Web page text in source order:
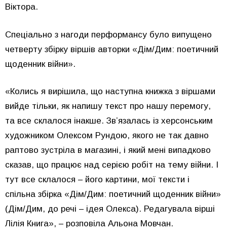
Віктора.
Спеціально з нагоди перформансу було випущено
четверту збірку віршів авторки «Дім/Дим: поетичний
щоденник війни».
«Колись я вирішила, що наступна книжка з віршами
вийде тільки, як напишу текст про нашу перемогу,
та все склалося інакше. Зв’язалась із херсонським
художником Олексом Рундою, якого не так давно
раптово зустріла в магазині, і який мені випадково
сказав, що працює над серією робіт на тему війни. І
тут все склалося – його картини, мої тексти і
спільна збірка «Дім/Дим: поетичний щоденник війни»
(Дім/Дим, до речі – ідея Олекса). Редагувала вірші
Лілія Книга», – розповіла Альона Мовчан.